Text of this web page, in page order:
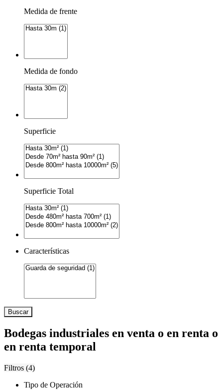
Medida de frente
Medida de fondo
Superficie
Superficie Total
Características
Buscar
Bodegas industriales en venta o en renta o
en renta temporal
Filtros (4)
Tipo de Operación